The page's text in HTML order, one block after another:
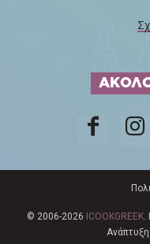
© 2006-2026 ICOOKGREEK